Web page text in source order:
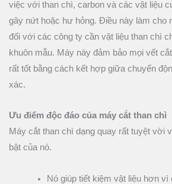
việc với than chì, carbon và các vật liệu
gây nứt hoặc hư hỏng. Điều này làm cho
đối với các công ty cần vật liệu than chì
khuôn mẫu. Máy này đảm bảo mọi vết
rất tốt bằng cách kết hợp giữa chuyển
xác.
Ưu điểm độc đáo của máy cắt than chì
Máy cắt than chì dạng quay rất tuyệt vời
bật của nó.
Nó giúp tiết kiệm vật liệu hơn